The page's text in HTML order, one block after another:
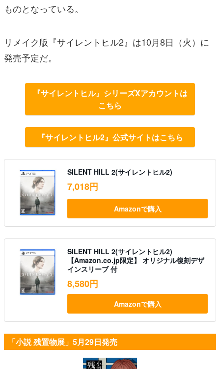
ものとなっている。
リメイク版『サイレントヒル2』は10月8日（火）に
発売予定だ。
『サイレントヒル』シリーズXアカウントは
こちら
『サイレントヒル2』公式サイトはこちら
SILENT HILL 2(サイレントヒル2)
7,018円
Amazonで購入
SILENT HILL 2(サイレントヒル2)
【Amazon.co.jp限定】 オリジナル復刻デザ
インスリーブ 付
8,580円
Amazonで購入
「小説 残置物展」5月29日発売